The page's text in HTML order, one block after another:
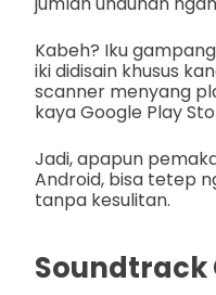
Kabeh? Iku
iki didisain khusus
scanner menyang
kaya Google Play
Jadi, apapun
Android, bisa tetep
tanpa kesulitan.
Soundtrack